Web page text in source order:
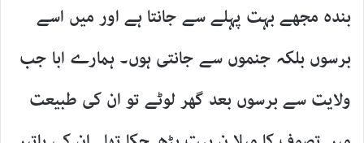
بندہ مجھے بہت پہلے سے جانتا ہے اور میں اسے
برسوں بلکہ جنموں سے جانتی ہوں۔ ہمارے ابا جب
ولایت سے برسوں بعد گھر لوٹے تو ان کی طبیعت